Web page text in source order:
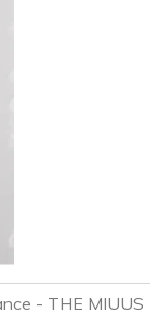
- THE MIUUS